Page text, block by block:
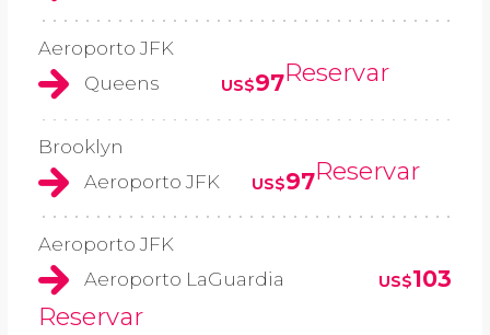
Aeroporto JFK
Queens
US$97Reservar
Brooklyn
Aeroporto JFK
US$97Reservar
Aeroporto JFK
Aeroporto LaGuardia
US$103
Reservar